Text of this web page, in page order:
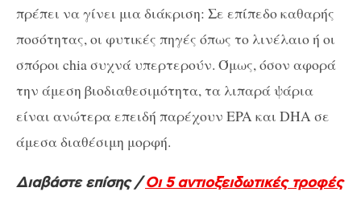
πρέπει να γίνει μια διάκριση: Σε επίπεδο καθαρής
ποσότητας, οι φυτικές πηγές όπως το λινέλαιο ή οι
σπόροι chia συχνά υπερτερούν. Όμως, όσον αφορά
την άμεση βιοδιαθεσιμότητα, τα λιπαρά ψάρια
είναι ανώτερα επειδή παρέχουν EPA και DHA σε
άμεσα διαθέσιμη μορφή.
Διαβάστε επίσης /Οι 5 αντιοξειδωτικές τροφές